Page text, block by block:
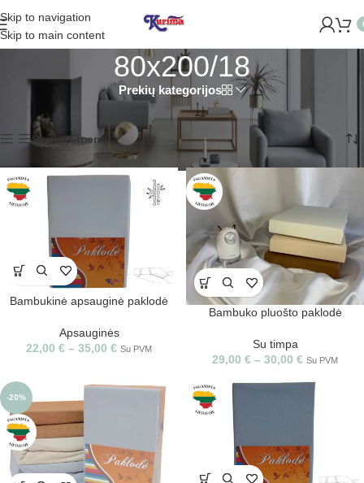
Skip to navigation
Skip to main content
NAUJĄ PARDUOTUVĘ ŽVĖRYNE (SĖLIŲ G. 29
80x200/18
Prekių kategorijos
Produkto Dydis 80x200/18 Rodomi visi rezultatai: 8
Šoninis meniu
Bambukinė apsauginė paklodė
Apsauginės
22,00 € – 35,00 € Su PVM
Bambuko pluošto paklodė
Su timpa
29,00 € – 30,00 € Su PVM
-20%